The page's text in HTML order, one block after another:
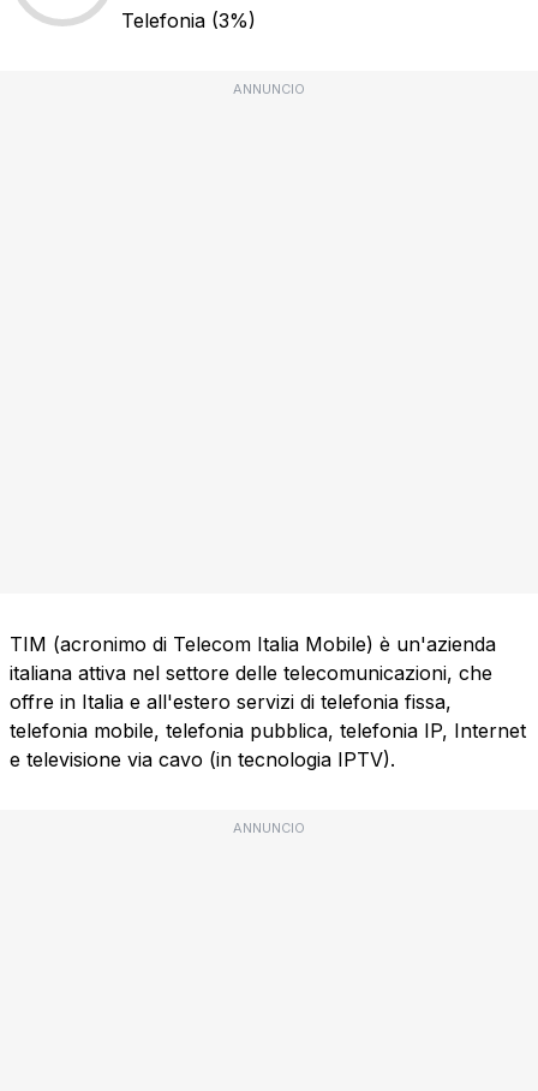
Telefonia (3%)
ANNUNCIO
TIM (acronimo di Telecom Italia Mobile) è un'azienda
italiana attiva nel settore delle telecomunicazioni, che
offre in Italia e all'estero servizi di telefonia fissa,
telefonia mobile, telefonia pubblica, telefonia IP, Internet
e televisione via cavo (in tecnologia IPTV).
ANNUNCIO